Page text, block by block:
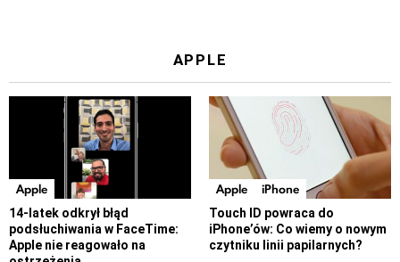
APPLE
Apple
14-latek odkrył błąd
podsłuchiwania w FaceTime:
Apple nie reagowało na
Apple iPhone
Touch ID powraca do
iPhone’ów: Co wiemy o nowym
czytniku linii papilarnych?